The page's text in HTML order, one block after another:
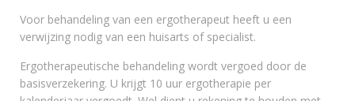
Voor behandeling van een ergotherapeut heeft u een
verwijzing nodig van een huisarts of specialist.
Ergotherapeutische behandeling wordt vergoed door de
basisverzekering. U krijgt 10 uur ergotherapie per